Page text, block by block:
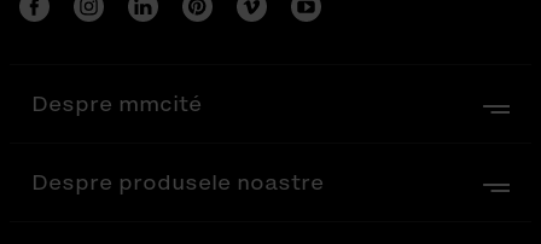
Despre mmcité
Despre produsele noastre